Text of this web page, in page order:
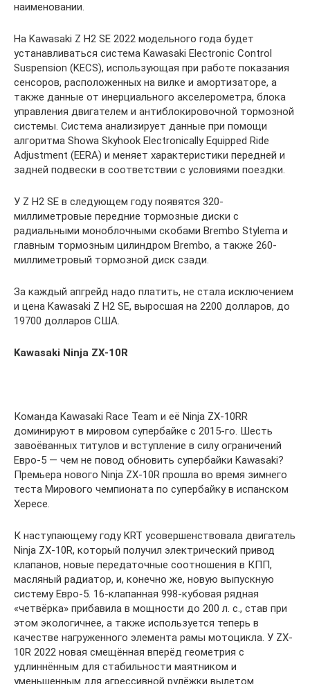
наименовании.
На Kawasaki Z H2 SE 2022 модельного года будет
устанавливаться система Kawasaki Electronic Control
Suspension (KECS), использующая при работе показания
сенсоров, расположенных на вилке и амортизаторе, а
также данные от инерциального акселерометра, блока
управления двигателем и антиблокировочной тормозной
системы. Система анализирует данные при помощи
алгоритма Showa Skyhook Electronically Equipped Ride
Adjustment (EERA) и меняет характеристики передней и
задней подвески в соответствии с условиями поездки.
У Z H2 SE в следующем году появятся 320-
миллиметровые передние тормозные диски с
радиальными моноблочными скобами Brembo Stylema и
главным тормозным цилиндром Brembo, а также 260-
миллиметровый тормозной диск сзади.
За каждый апгрейд надо платить, не стала исключением
и цена Kawasaki Z H2 SE, выросшая на 2200 долларов, до
19700 долларов США.
Kawasaki Ninja ZX-10R
Команда Kawasaki Race Team и её Ninja ZX-10RR
доминируют в мировом супербайке с 2015-го. Шесть
завоёванных титулов и вступление в силу ограничений
Евро-5 — чем не повод обновить супербайки Kawasaki?
Премьера нового Ninja ZX-10R прошла во время зимнего
теста Мирового чемпионата по супербайку в испанском
Хересе.
К наступающему году KRT усовершенствовала двигатель
Ninja ZX-10R, который получил электрический привод
клапанов, новые передаточные соотношения в КПП,
масляный радиатор, и, конечно же, новую выпускную
систему Евро-5. 16-клапанная 998-кубовая рядная
«четвёрка» прибавила в мощности до 200 л. с., став при
этом экологичнее, а также используется теперь в
качестве нагруженного элемента рамы мотоцикла. У ZX-
10R 2022 новая смещённая вперёд геометрия с
удлиннённым для стабильности маятником и
уменьшенным для агрессивной рулёжки вылетом